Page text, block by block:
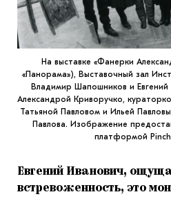
На выставке «Фанерки
«Панорама»), Выставочный зал
Владимир Шапошников и
Александрой Криворучко,
Татьяной Павловом и Ильей
Павлова. Изображение
платформой
Евгений Иванович,
встревоженность, это